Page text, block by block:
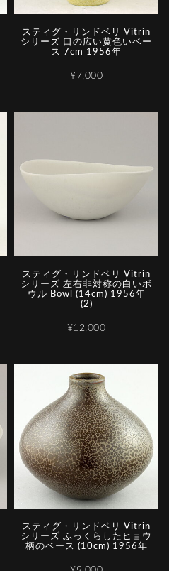
スティグ・リンドベリ Vitrin
シリーズ 口の広い黄色いベー
ス 7cm 1956年
¥7,000
スティグ・リンドベリ Vitrin
シリーズ 左右非対称の白いボ
ウル Bowl (14cm) 1956年
(2)
¥12,000
スティグ・リンドベリ Vitrin
シリーズ ふっくらしたヒョウ
柄のベース (10cm) 1956年